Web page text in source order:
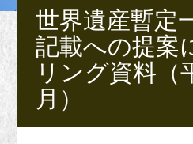
世界遺産暫定
記載への提案
リング資料（
月）